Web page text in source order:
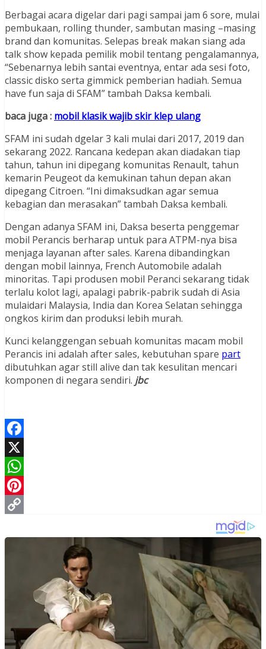
Berbagai acara digelar dari pagi sampai jam 6 sore, mulai
pembukaan, rolling thunder, sambutan masing –masing
brand dan komunitas. Selepas break makan siang ada
talk show kepada pemilik mobil tentang pengalamannya,
“Sebenarnya lebih santai eventnya, entar ada sesi foto,
classic disko serta gimmick pemberian hadiah. Semua
have fun saja di SFAM” tambah Daksa kembali.
baca juga : mobil klasik wajib skir klep ulang
SFAM ini sudah dgelar 3 kali mulai dari 2017, 2019 dan
sekarang 2022. Rancana kedepan akan diadakan tiap
tahun, tahun ini dipegang komunitas Renault, tahun
kemarin Peugeot da kemukinan tahun depan akan
dipegang Citroen. “Ini dimaksudkan agar semua
kebagian dan merasakan” tambah Daksa kembali.
Dengan adanya SFAM ini, Daksa beserta penggemar
mobil Perancis berharap untuk para ATPM-nya bisa
menjaga layanan after sales. Karena dibandingkan
dengan mobil lainnya, French Automobile adalah
minoritas. Tapi produsen mobil Peranci sekarang tidak
terlalu kolot lagi, apalagi pabrik-pabrik sudah di Asia
mulaidari Malaysia, India dan Korea Selatan sehingga
ongkos kirim dan produksi lebih murah.
Kunci kelanggengan sebuah komunitas macam mobil
Perancis ini adalah after sales, kebutuhan spare part
dibutuhkan agar still alive dan tak kesulitan mencari
komponen di negara sendiri. jbc
Facebook
X
WhatsApp
Pinterest
Link